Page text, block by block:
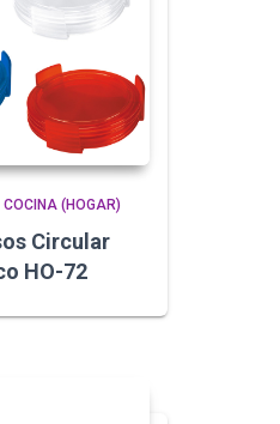
COCINA (HOGAR)
Circular
HO-72